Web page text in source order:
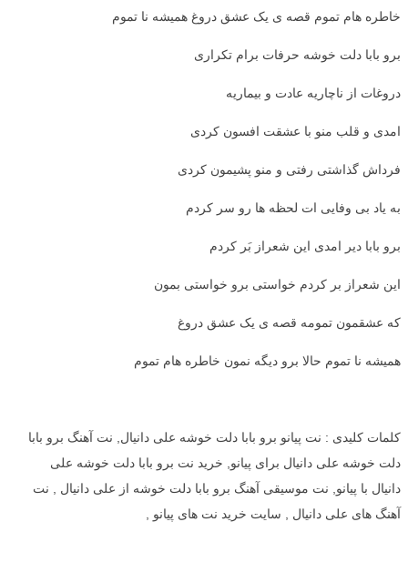
خاطره هام تموم قصه ی یک عشق دروغ همیشه نا تموم
برو بابا دلت خوشه حرفات برام تکراری
دروغات از ناچاریه عادت و بیماریه
امدی و قلب منو با عشقت افسون کردی
فرداش گذاشتی رفتی و منو پشیمون کردی
به یاد بی وفایی ات لحظه ها رو سر کردم
برو بابا دیر امدی این شعراز بَر کردم
این شعراز بر کردم خواستی برو خواستی بمون
که عشقمون تمومه قصه ی یک عشق دروغ
همیشه نا تموم حالا برو دیگه نمون خاطره هام تموم
کلمات کلیدی : نت پیانو برو بابا دلت خوشه علی دانیال, نت آهنگ برو بابا
دلت خوشه علی دانیال برای پیانو, خرید نت برو بابا دلت خوشه علی
دانیال با پیانو, نت موسیقی آهنگ برو بابا دلت خوشه از علی دانیال , نت
آهنگ های علی دانیال , سایت خرید نت های پیانو ,